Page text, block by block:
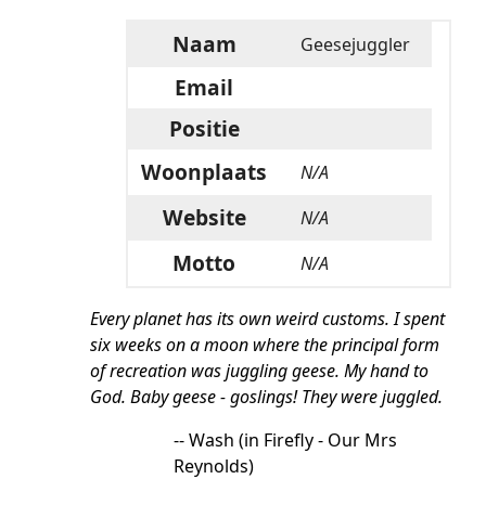
Naam Geesejuggler
Email
Positie
Woonplaats
N/A
Website N/A
Motto N/A
Every planet has its own weird customs. I spent
six weeks on a moon where the principal form
of recreation was juggling geese. My hand to
God. Baby geese - goslings! They were juggled.
-- Wash (in Firefly - Our Mrs
Reynolds)